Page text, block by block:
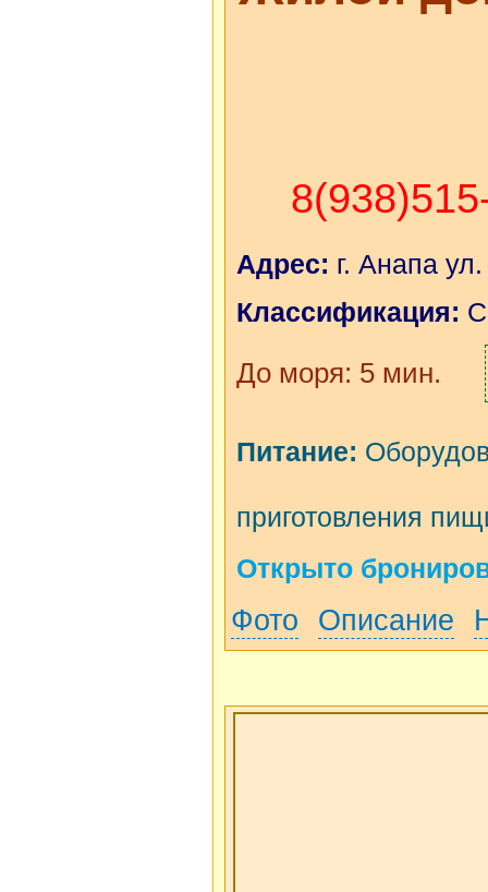
Адрес: г. Анапа
Классификация:
До моря: 5 мин.
Питание:
приготовления
Открыто
Фото Описание